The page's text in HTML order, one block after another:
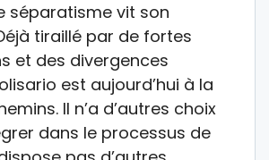
séparatisme vit son
tiraillé par de fortes
et des divergences
est aujourd’hui à la
Il n’a d’autres choix
dans le processus de